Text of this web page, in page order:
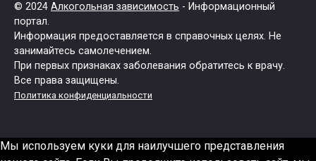
© 2024 Алкогольная зависимость - Информационный
портал.
Информация предоставляется в справочных целях. Не
занимайтесь самолечением.
При первых признаках заболевания обратитесь к врачу.
Все права защищены.
Политика конфиденциальности
Мы используем куки для наилучшего представления